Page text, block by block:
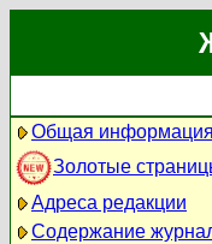
Общая
Золотые
Адреса редакции
Содержание